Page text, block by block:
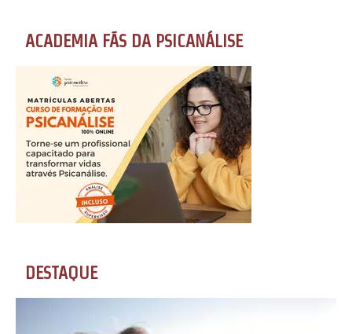
ACADEMIA FÃS DA PSICANÁLISE
DESTAQUE